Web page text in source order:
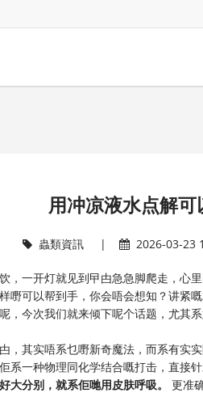
用冲凉液水点解可
蟲類資訊 | 2026-03-
，一开灯就见到曱甴急急脚爬走，心
嘢可以帮到手，你会唔会想知？讲紧
，今次我们就来倾下呢个话题，尤其
，其实唔系乜嘢新奇魔法，而系有实
一种物理同化学结合嘅打击，直接针
大分别，就系佢哋用皮肤呼吸。
更准